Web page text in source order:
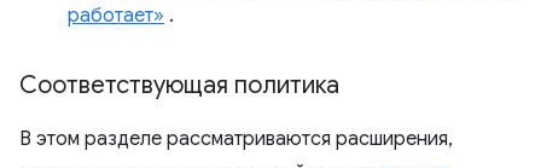
работает» .
Соответствующая политика
В этом разделе рассматриваются расширения,